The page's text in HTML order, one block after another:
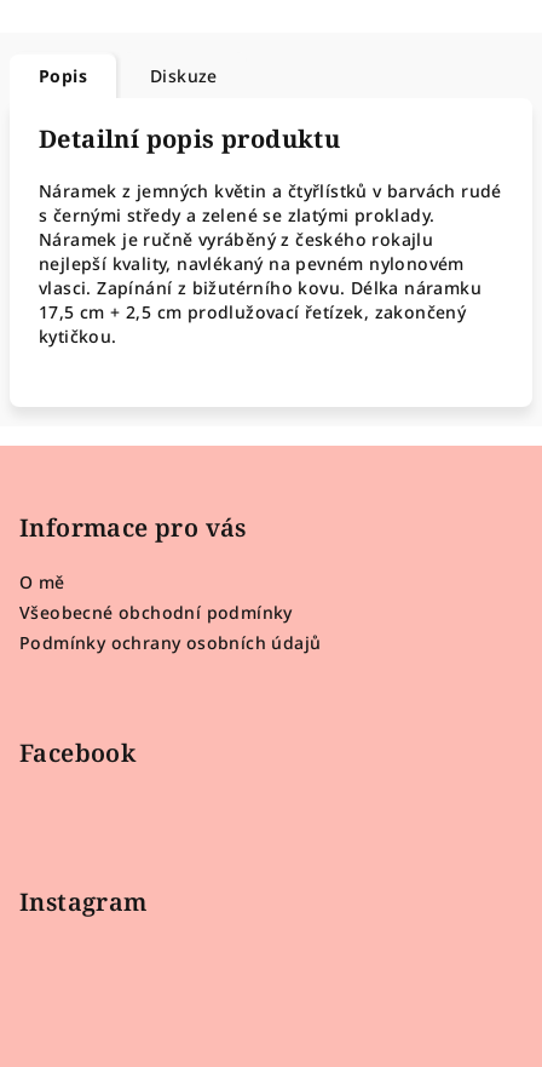
Popis Diskuze
Detailní popis produktu
Náramek z jemných květin a čtyřlístků v barvách rudé
s černými středy a zelené se zlatými proklady.
Náramek je ručně vyráběný z českého rokajlu
nejlepší kvality, navlékaný na pevném nylonovém
vlasci. Zapínání z bižutérního kovu. Délka náramku
17,5 cm + 2,5 cm prodlužovací řetízek, zakončený
kytičkou.
Informace pro vás
O mě
Všeobecné obchodní podmínky
Podmínky ochrany osobních údajů
Facebook
Instagram